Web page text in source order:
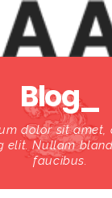
Blog_
dolor sit amet,
elit. Nullam
faucibus.